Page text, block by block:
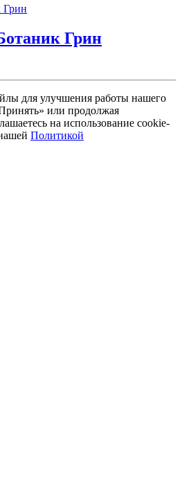
Грин
для улучшения работы нашего
или продолжая
на использование cookie-
Политикой